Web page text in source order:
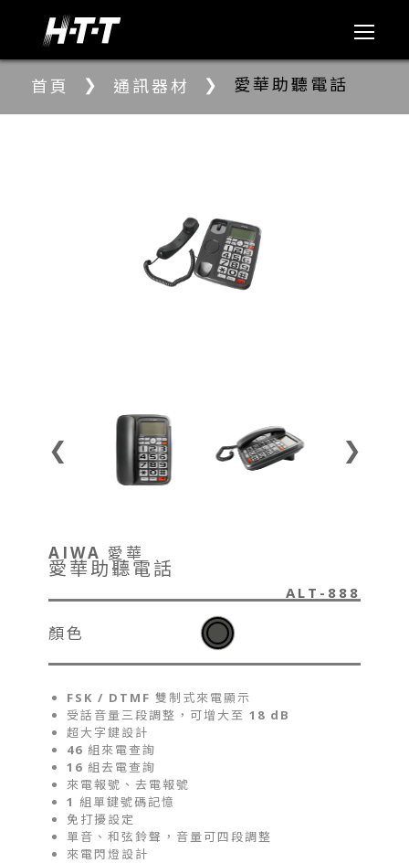
首頁 ❯ 通訊器材 ❯ 愛華助聽電話
❮ ❯
AIWA 愛華
愛華助聽電話
ALT-888
顏色
FSK / DTMF 雙制式來電顯示
受話音量三段調整，可增大至 18 dB
超大字鍵設計
46 組來電查詢
16 組去電查詢
來電報號、去電報號
1 組單鍵號碼記憶
免打擾設定
單音、和弦鈴聲，音量可四段調整
來電閃燈設計